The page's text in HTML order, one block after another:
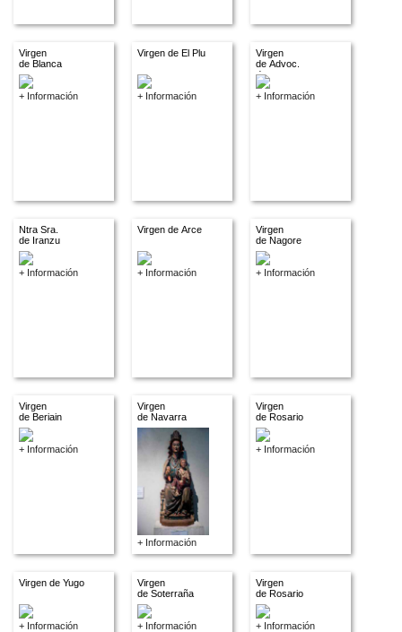
Virgen
de Blanca
+ Información
Virgen de El Plu
+ Información
Virgen
de Advoc.
descon.
+ Información
Ntra Sra.
de Iranzu
+ Información
Virgen de Arce
+ Información
Virgen
de Nagore
+ Información
Virgen
de Beriain
+ Información
Virgen
de Navarra
+ Información
Virgen
de Rosario
+ Información
Virgen de Yugo
+ Información
Virgen
de Soterraña
+ Información
Virgen
de Rosario
+ Información